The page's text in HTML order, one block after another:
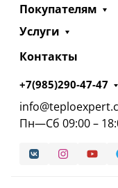
Покупателям
Услуги
Контакты
+7(985)290-47-47
Пн—Сб 09:00 –